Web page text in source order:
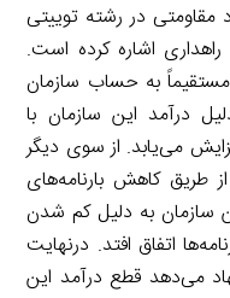
مقاومتی در رشته توییتی
اشاره کرده است.
به حساب سازمان
درآمد این سازمان با
می‌یابد. از سوی دیگر
طریق کاهش بارنامه‌های
سازمان به دلیل کم شدن
اتفاق افتد. درنهایت
می‌دهد قطع درآمد این